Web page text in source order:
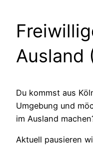
Ausland
Du kommst aus
Umgebung und
im Ausland
Aktuell pausieren